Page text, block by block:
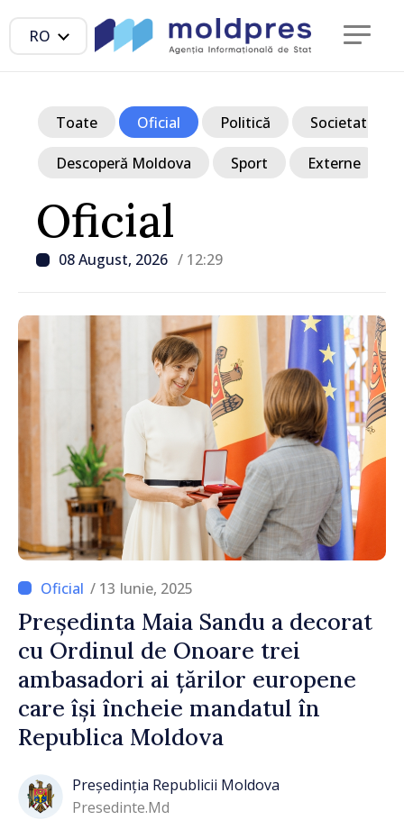
RO
Oficial
08 August, 2026 / 12:29
Toate Oficial Politică Societate
Descoperă Moldova Sport Externe
/ 13 Iunie, 2025
Președinta Maia Sandu a decorat
cu Ordinul de Onoare trei
ambasadori ai țărilor europene
care își încheie mandatul în
Republica Moldova
Președinția Republicii Moldova
Presedinte.md